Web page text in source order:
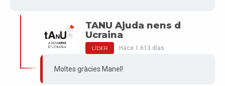
TANU Ajuda nens d
Ucraina
LÍDER Hace 1.613 días
Moltes gràcies Manel!